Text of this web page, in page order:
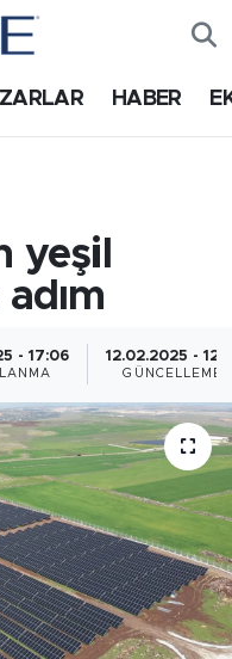
HABER
yeşil
- 17:06 12.02.2025 -
GÜNCELLEME
Fikstür